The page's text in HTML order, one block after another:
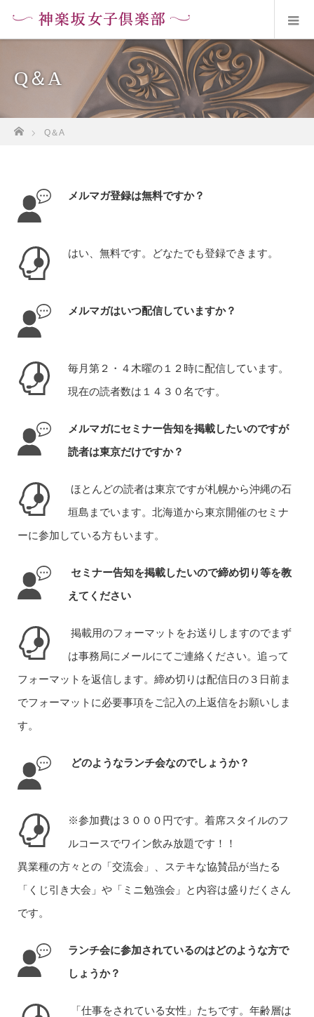
Q＆A
ホーム
Q＆A
メルマガ登録は無料ですか？
はい、無料です。どなたでも登録できます。
メルマガはいつ配信していますか？
毎月第２・４木曜の１２時に配信しています。
現在の読者数は１４３０名です。
メルマガにセミナー告知を掲載したいのですが
読者は東京だけですか？
ほとんどの読者は東京ですが札幌から沖縄の石
垣島までいます。北海道から東京開催のセミナ
ーに参加している方もいます。
セミナー告知を掲載したいので締め切り等を教
えてください
掲載用のフォーマットをお送りしますのでまず
は事務局にメールにてご連絡ください。追って
フォーマットを返信します。締め切りは配信日の３日前ま
でフォーマットに必要事項をご記入の上返信をお願いしま
す。
どのようなランチ会なのでしょうか？
※参加費は３０００円です。着席スタイルのフ
ルコースでワイン飲み放題です！！
異業種の方々との「交流会」、ステキな協賛品が当たる
「くじ引き大会」や「ミニ勉強会」と内容は盛りだくさん
です。
ランチ会に参加されているのはどのような方で
しょうか？
「仕事をされている女性」たちです。年齢層は